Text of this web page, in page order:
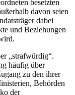
besetzten
davon seien
dabei
und Beziehungen
„strafwürdig“.
häufig über
zu den ihrer
Behörden
der